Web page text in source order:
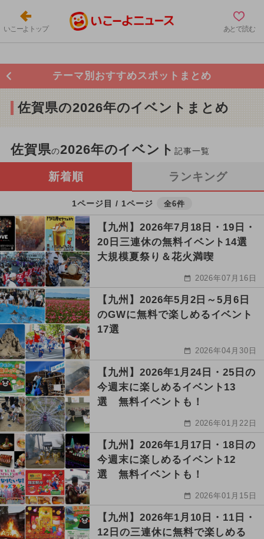
いこーよトップ あとで読む
テーマ別おすすめスポットまとめ
佐賀県の2026年のイベントまとめ
佐賀県の2026年のイベント記事一覧
新着順 ランキング
1ページ目 / 1ページ 全6件
【九州】2026年7月18日・19日・
20日三連休の無料イベント14選
大規模夏祭り＆花火満喫
2026年07月16日
【九州】2026年5月2日～5月6日
のGWに無料で楽しめるイベント
17選
2026年04月30日
【九州】2026年1月24日・25日の
今週末に楽しめるイベント13
選 無料イベントも！
2026年01月22日
【九州】2026年1月17日・18日の
今週末に楽しめるイベント12
選 無料イベントも！
2026年01月15日
【九州】2026年1月10日・11日・
12日の三連休に無料で楽しめる